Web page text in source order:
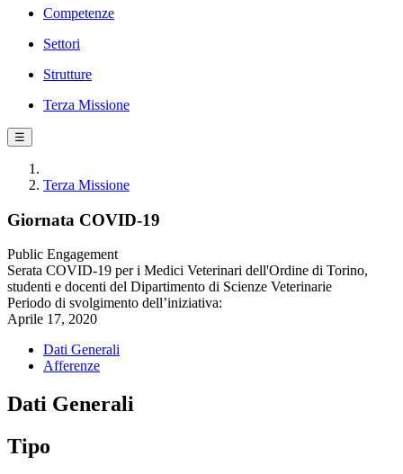
Competenze
Settori
Strutture
Terza Missione
☰
Terza Missione
Giornata COVID-19
Public Engagement
Serata COVID-19 per i Medici Veterinari dell'Ordine di Torino,
studenti e docenti del Dipartimento di Scienze Veterinarie
Periodo di svolgimento dell’iniziativa:
Aprile 17, 2020
Dati Generali
Afferenze
Dati Generali
Tipo